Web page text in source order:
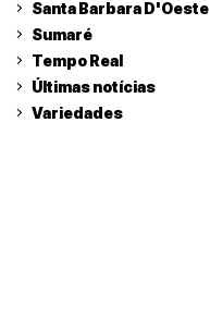
Santa Barbara D'Oeste
Sumaré
Tempo Real
Últimas notícias
Variedades